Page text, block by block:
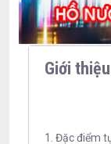
Giới
1. Đặc điểm